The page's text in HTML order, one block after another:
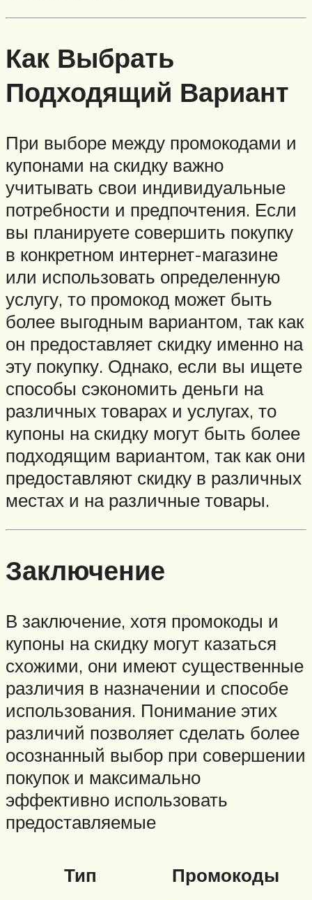
Как Выбрать
Подходящий Вариант
При выборе между промокодами и
купонами на скидку важно
учитывать свои индивидуальные
потребности и предпочтения. Если
вы планируете совершить покупку
в конкретном интернет-магазине
или использовать определенную
услугу, то промокод может быть
более выгодным вариантом, так как
он предоставляет скидку именно на
эту покупку. Однако, если вы ищете
способы сэкономить деньги на
различных товарах и услугах, то
купоны на скидку могут быть более
подходящим вариантом, так как они
предоставляют скидку в различных
местах и на различные товары.
Заключение
В заключение, хотя промокоды и
купоны на скидку могут казаться
схожими, они имеют существенные
различия в назначении и способе
использования. Понимание этих
различий позволяет сделать более
осознанный выбор при совершении
покупок и максимально
эффективно использовать
предоставляемые
Тип Промокоды